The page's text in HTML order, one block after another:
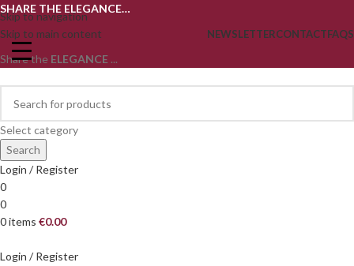
Skip to navigation
Skip to main content
SHARE THE ELEGANCE…
NEWSLETTERCONTACTFAQS
Share the ELEGANCE ...
Select category
Search
Login / Register
0
0
0items €0.00
Login / Register